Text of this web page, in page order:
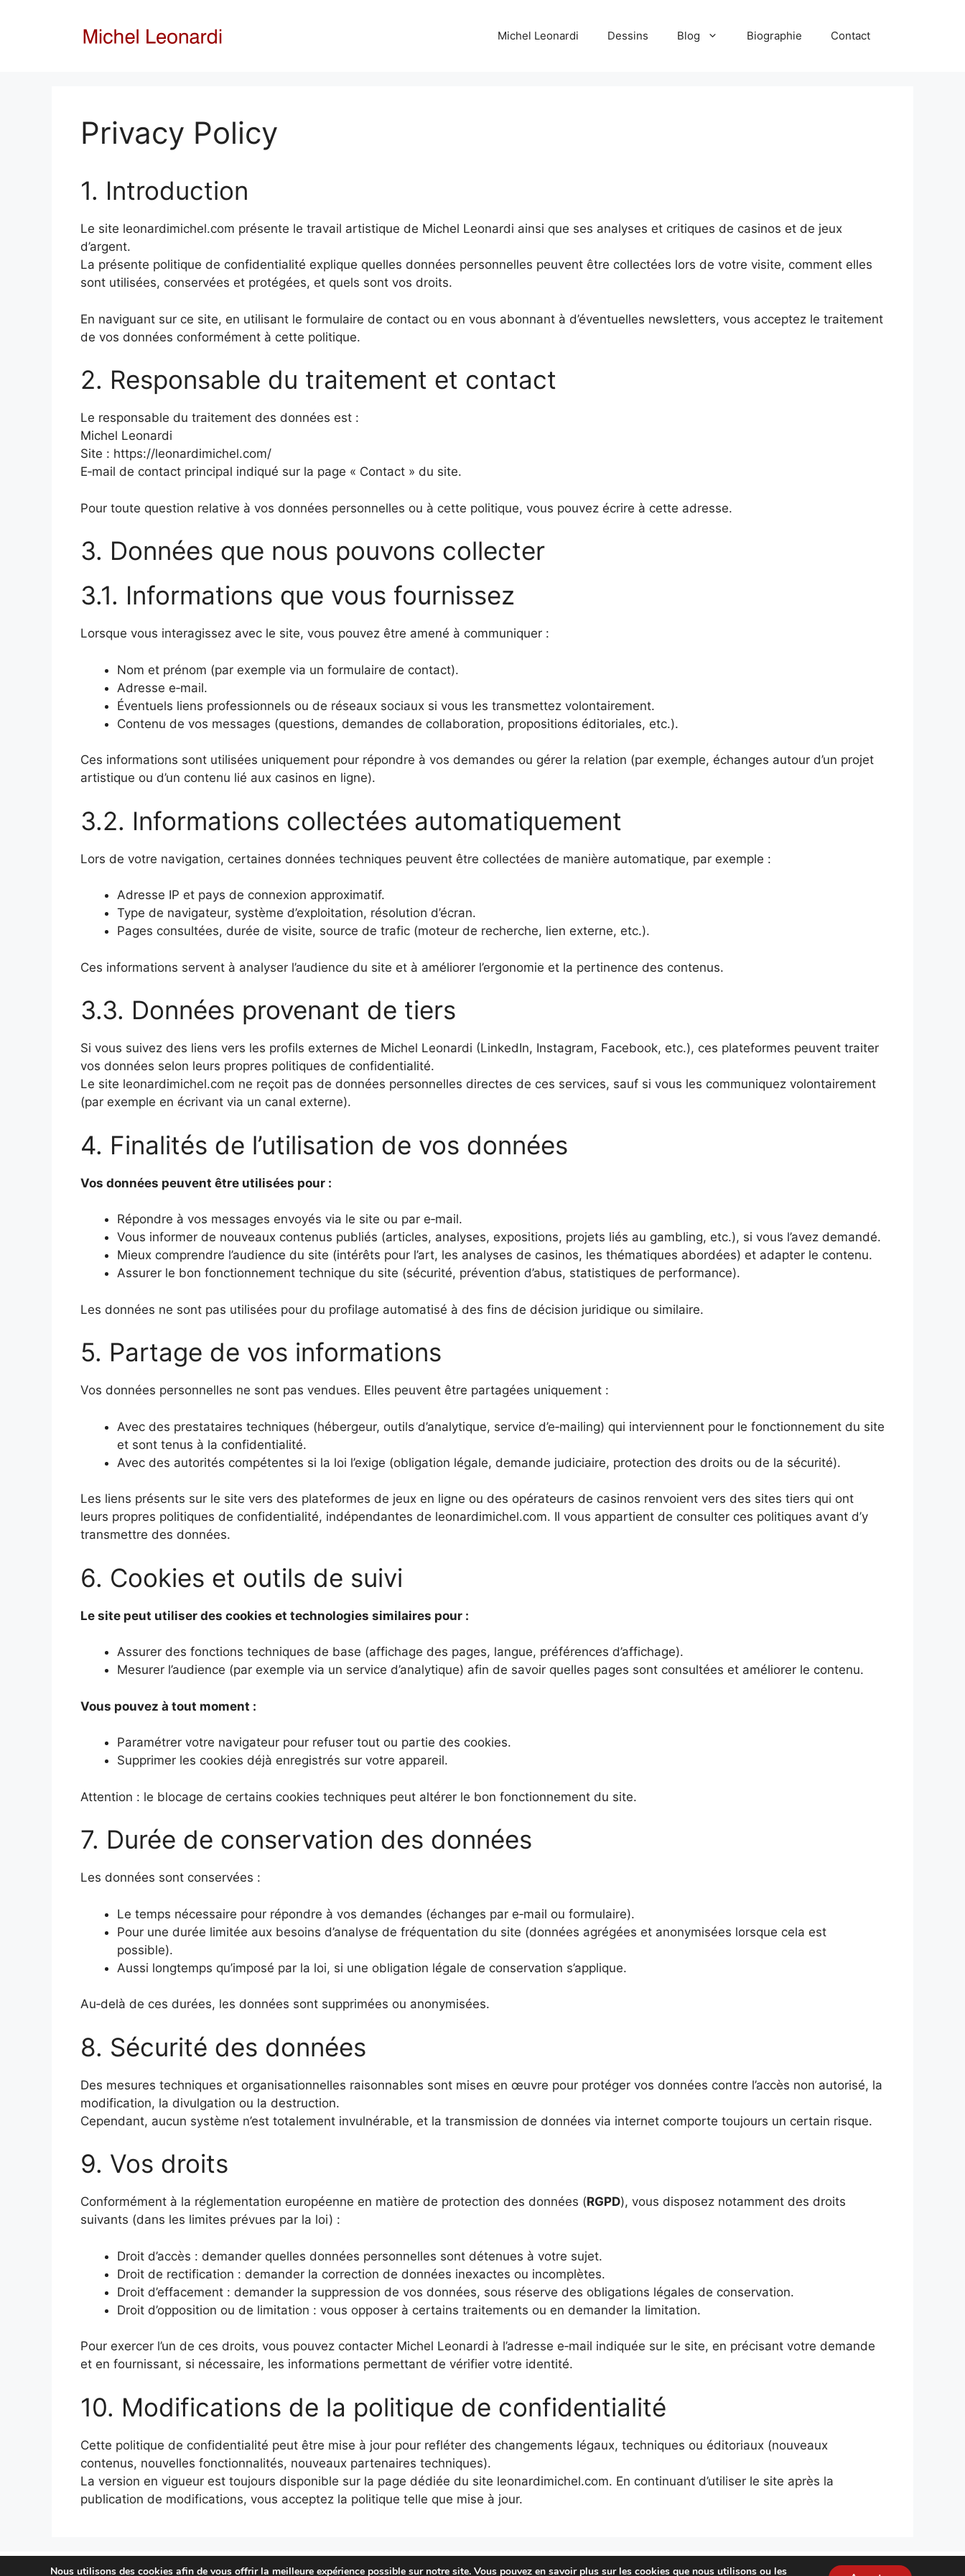
Michel Leonardi Dessins Blog Biographie Contact
Privacy Policy
1. Introduction
Le site leonardimichel.com présente le travail artistique de Michel Leonardi ainsi que ses analyses et critiques de casinos et de jeux
d’argent.
La présente politique de confidentialité explique quelles données personnelles peuvent être collectées lors de votre visite, comment elles
sont utilisées, conservées et protégées, et quels sont vos droits.
En naviguant sur ce site, en utilisant le formulaire de contact ou en vous abonnant à d’éventuelles newsletters, vous acceptez le traitement
de vos données conformément à cette politique.
2. Responsable du traitement et contact
Le responsable du traitement des données est :
Michel Leonardi
Site : https://leonardimichel.com/
E‑mail de contact principal indiqué sur la page « Contact » du site.
Pour toute question relative à vos données personnelles ou à cette politique, vous pouvez écrire à cette adresse.
3. Données que nous pouvons collecter
3.1. Informations que vous fournissez
Lorsque vous interagissez avec le site, vous pouvez être amené à communiquer :
Nom et prénom (par exemple via un formulaire de contact).
Adresse e‑mail.
Éventuels liens professionnels ou de réseaux sociaux si vous les transmettez volontairement.
Contenu de vos messages (questions, demandes de collaboration, propositions éditoriales, etc.).
Ces informations sont utilisées uniquement pour répondre à vos demandes ou gérer la relation (par exemple, échanges autour d’un projet
artistique ou d’un contenu lié aux casinos en ligne).
3.2. Informations collectées automatiquement
Lors de votre navigation, certaines données techniques peuvent être collectées de manière automatique, par exemple :
Adresse IP et pays de connexion approximatif.
Type de navigateur, système d’exploitation, résolution d’écran.
Pages consultées, durée de visite, source de trafic (moteur de recherche, lien externe, etc.).
Ces informations servent à analyser l’audience du site et à améliorer l’ergonomie et la pertinence des contenus.
3.3. Données provenant de tiers
Si vous suivez des liens vers les profils externes de Michel Leonardi (LinkedIn, Instagram, Facebook, etc.), ces plateformes peuvent traiter
vos données selon leurs propres politiques de confidentialité.
Le site leonardimichel.com ne reçoit pas de données personnelles directes de ces services, sauf si vous les communiquez volontairement
(par exemple en écrivant via un canal externe).
4. Finalités de l’utilisation de vos données
Vos données peuvent être utilisées pour :
Répondre à vos messages envoyés via le site ou par e‑mail.
Vous informer de nouveaux contenus publiés (articles, analyses, expositions, projets liés au gambling, etc.), si vous l’avez demandé.
Mieux comprendre l’audience du site (intérêts pour l’art, les analyses de casinos, les thématiques abordées) et adapter le contenu.
Assurer le bon fonctionnement technique du site (sécurité, prévention d’abus, statistiques de performance).
Les données ne sont pas utilisées pour du profilage automatisé à des fins de décision juridique ou similaire.
5. Partage de vos informations
Vos données personnelles ne sont pas vendues. Elles peuvent être partagées uniquement :
Avec des prestataires techniques (hébergeur, outils d’analytique, service d’e‑mailing) qui interviennent pour le fonctionnement du site
et sont tenus à la confidentialité.
Avec des autorités compétentes si la loi l’exige (obligation légale, demande judiciaire, protection des droits ou de la sécurité).
Les liens présents sur le site vers des plateformes de jeux en ligne ou des opérateurs de casinos renvoient vers des sites tiers qui ont
leurs propres politiques de confidentialité, indépendantes de leonardimichel.com. Il vous appartient de consulter ces politiques avant d’y
transmettre des données.
6. Cookies et outils de suivi
Le site peut utiliser des cookies et technologies similaires pour :
Assurer des fonctions techniques de base (affichage des pages, langue, préférences d’affichage).
Mesurer l’audience (par exemple via un service d’analytique) afin de savoir quelles pages sont consultées et améliorer le contenu.
Vous pouvez à tout moment :
Paramétrer votre navigateur pour refuser tout ou partie des cookies.
Supprimer les cookies déjà enregistrés sur votre appareil.
Attention : le blocage de certains cookies techniques peut altérer le bon fonctionnement du site.
7. Durée de conservation des données
Les données sont conservées :
Le temps nécessaire pour répondre à vos demandes (échanges par e‑mail ou formulaire).
Pour une durée limitée aux besoins d’analyse de fréquentation du site (données agrégées et anonymisées lorsque cela est
possible).
Aussi longtemps qu’imposé par la loi, si une obligation légale de conservation s’applique.
Au‑delà de ces durées, les données sont supprimées ou anonymisées.
8. Sécurité des données
Des mesures techniques et organisationnelles raisonnables sont mises en œuvre pour protéger vos données contre l’accès non autorisé, la
modification, la divulgation ou la destruction.
Cependant, aucun système n’est totalement invulnérable, et la transmission de données via internet comporte toujours un certain risque.
9. Vos droits
Conformément à la réglementation européenne en matière de protection des données (RGPD), vous disposez notamment des droits
suivants (dans les limites prévues par la loi) :
Droit d’accès : demander quelles données personnelles sont détenues à votre sujet.
Droit de rectification : demander la correction de données inexactes ou incomplètes.
Droit d’effacement : demander la suppression de vos données, sous réserve des obligations légales de conservation.
Droit d’opposition ou de limitation : vous opposer à certains traitements ou en demander la limitation.
Pour exercer l’un de ces droits, vous pouvez contacter Michel Leonardi à l’adresse e‑mail indiquée sur le site, en précisant votre demande
et en fournissant, si nécessaire, les informations permettant de vérifier votre identité.
10. Modifications de la politique de confidentialité
Cette politique de confidentialité peut être mise à jour pour refléter des changements légaux, techniques ou éditoriaux (nouveaux
contenus, nouvelles fonctionnalités, nouveaux partenaires techniques).
La version en vigueur est toujours disponible sur la page dédiée du site leonardimichel.com. En continuant d’utiliser le site après la
publication de modifications, vous acceptez la politique telle que mise à jour.
Nous utilisons des cookies afin de vous offrir la meilleure expérience possible sur notre site. Vous pouvez en savoir plus sur les cookies que nous utilisons ou les